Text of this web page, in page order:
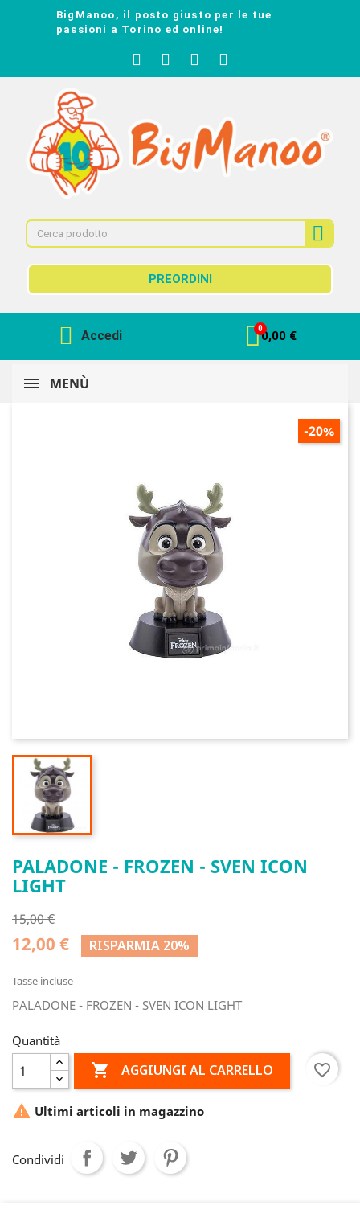
BigManoo, il posto giusto per le tue
passioni a Torino ed online!
PREORDINI
Accedi 0,00 €
MENÙ
-20%
PALADONE - FROZEN - SVEN ICON
LIGHT
15,00 €
12,00 € RISPARMIA 20%
Tasse incluse
PALADONE - FROZEN - SVEN ICON LIGHT
Quantità
 AGGIUNGI AL CARRELLO favorite_border
 Ultimi articoli in magazzino
Condividi